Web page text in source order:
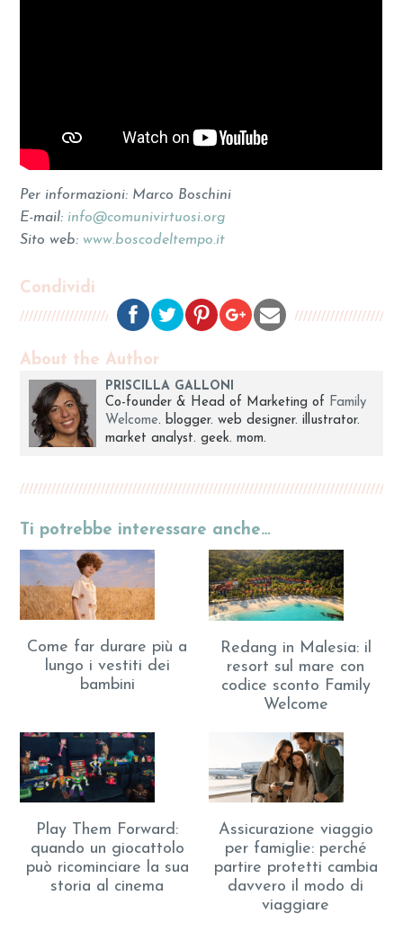
Per informazioni: Marco Boschini
E-mail: info@comunivirtuosi.org
Sito web: www.boscodeltempo.it
Condividi
About the Author
PRISCILLA GALLONI
Co-founder & Head of Marketing of Family
Welcome. blogger. web designer. illustrator.
market analyst. geek. mom.
Ti potrebbe interessare anche…
Come far durare più a
lungo i vestiti dei
bambini
Redang in Malesia: il
resort sul mare con
codice sconto Family
Welcome
Play Them Forward:
quando un giocattolo
può ricominciare la sua
storia al cinema
Assicurazione viaggio
per famiglie: perché
partire protetti cambia
davvero il modo di
viaggiare